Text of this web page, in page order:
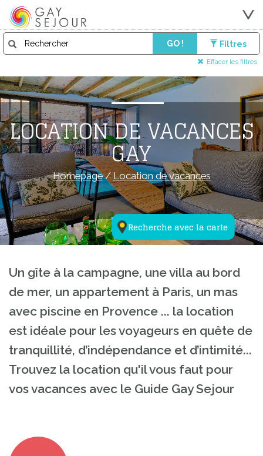
GO ! Filtres
Effacer les filtres
Recherche avec la carte
LOCATION DE VACANCES
GAY
Homepage/Location de vacances
Un gîte à la campagne, une villa au bord
de mer, un appartement à Paris, un mas
avec piscine en Provence ... la location
est idéale pour les voyageurs en quête de
tranquillité, d’indépendance et d’intimité...
Trouvez la location qu'il vous faut pour
vos vacances avec le Guide Gay Sejour